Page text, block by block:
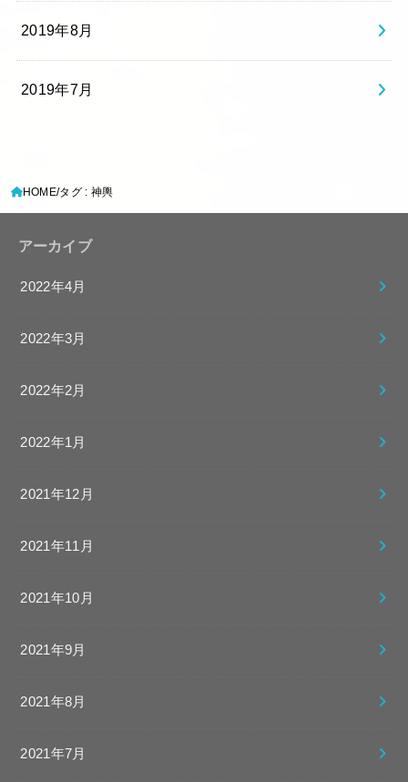
2019年8月
2019年7月
HOME タグ : 神輿
アーカイブ
2022年4月
2022年3月
2022年2月
2022年1月
2021年12月
2021年11月
2021年10月
2021年9月
2021年8月
2021年7月